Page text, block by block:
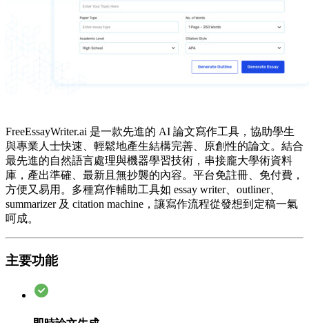
FreeEssayWriter.ai 是一款先進的 AI 論文寫作工具，協助學生
與專業人士快速、輕鬆地產生結構完善、原創性的論文。結合
最先進的自然語言處理與機器學習技術，串接龐大學術資料
庫，產出準確、最新且無抄襲的內容。平台免註冊、免付費，
方便又易用。多種寫作輔助工具如 essay writer、outliner、
summarizer 及 citation machine，讓寫作流程從發想到定稿一氣
呵成。
主要功能